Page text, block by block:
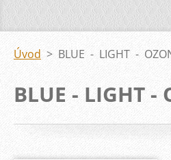
Úvod > BLUE - LIGHT -
BLUE - LIGHT -